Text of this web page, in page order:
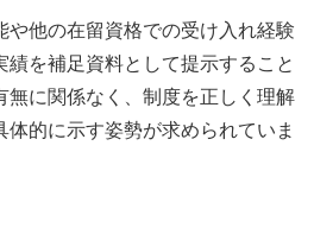
や他の在留資格での受け入れ経験
績を補足資料として提示すること
無に関係なく、制度を正しく理解
体的に示す姿勢が求められていま